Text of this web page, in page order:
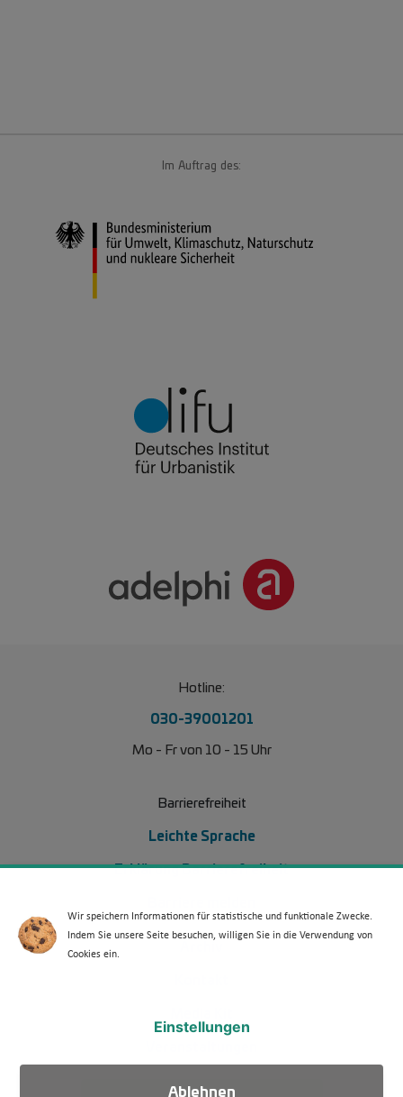
Im Auftrag des:
Hotline:
030-39001201
Mo - Fr von 10 - 15 Uhr
Barrierefreiheit
Leichte Sprache
Erklärung Barrierefreiheit
Footer Menü 2 (WdKA 26)
Archiv
Wir speichern Informationen für statistische und funktionale Zwecke.
Indem Sie unsere Seite besuchen, willigen Sie in die Verwendung von
Cookies ein.
Ablehnen
Einstellungen